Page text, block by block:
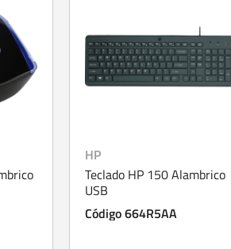
HP
Teclado HP 150 Alambrico
USB
Código 664R5AA